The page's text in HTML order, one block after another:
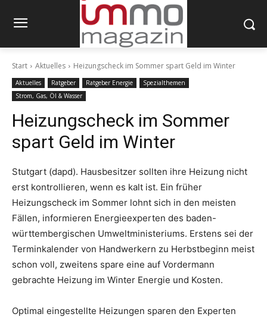
Start Aktuelles Heizungscheck im Sommer spart Geld im Winter
Aktuelles Ratgeber Ratgeber Energie
Spezialthemen
Strom, Gas, Öl & Wasser
Heizungscheck im Sommer
spart Geld im Winter
Stutgart (dapd). Hausbesitzer sollten ihre Heizung nicht
erst kontrollieren, wenn es kalt ist. Ein früher
Heizungscheck im Sommer lohnt sich in den meisten
Fällen, informieren Energieexperten des baden-
württembergischen Umweltministeriums. Erstens sei der
Terminkalender von Handwerkern zu Herbstbeginn meist
schon voll, zweitens spare eine auf Vordermann
gebrachte Heizung im Winter Energie und Kosten.
Optimal eingestellte Heizungen sparen den Experten